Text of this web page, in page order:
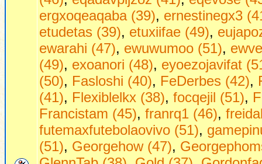
ergxoqeaqaba (39), ernestinegx3
etudetas (39), etuxiifae (49),
ewarahi (47), ewuwumoo (51),
(49), exoanori (48), eyoezojavifat
(50), Fasloshi (40), FeDerbes (42),
(41), Flexiblelkx (38), focqejil (51),
Francistam (45), franrq1 (46),
futemaxfutebolaovivo (51),
(51), Georgehow (47),